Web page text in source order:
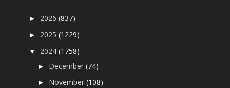
► 2026(837)
► 2025(1229)
▼ 2024(1758)
► December(74)
► November(108)